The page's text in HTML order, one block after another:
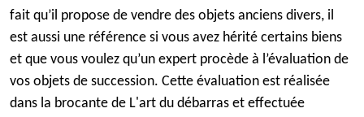
fait qu’il propose de vendre des objets anciens divers, il
est aussi une référence si vous avez hérité certains biens
et que vous voulez qu’un expert procède à l’évaluation de
vos objets de succession. Cette évaluation est réalisée
dans la brocante de L'art du débarras et effectuée